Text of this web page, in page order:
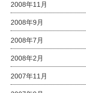
2008年11月
2008年9月
2008年7月
2008年2月
2007年11月